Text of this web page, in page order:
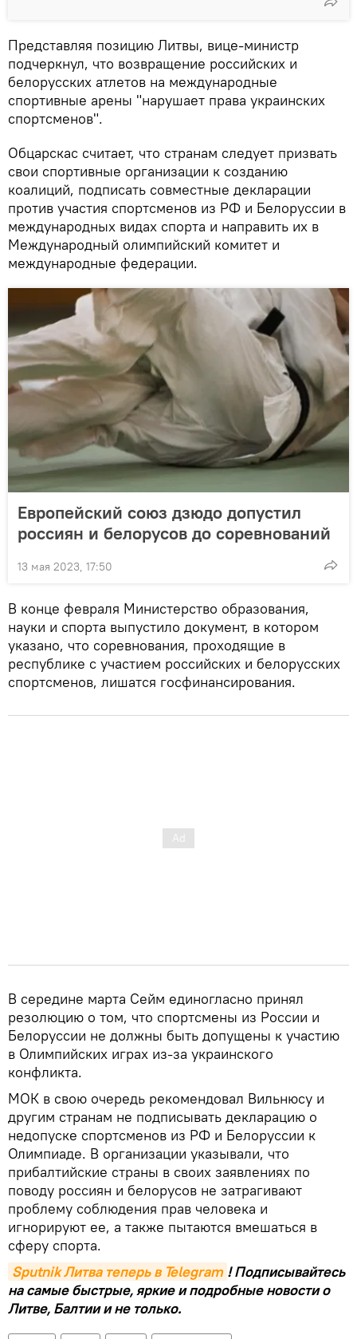
Представляя позицию Литвы, вице-министр
подчеркнул, что возвращение российских и
белорусских атлетов на международные
спортивные арены "нарушает права украинских
спортсменов".
Обцарскас считает, что странам следует призвать
свои спортивные организации к созданию
коалиций, подписать совместные декларации
против участия спортсменов из РФ и Белоруссии в
международных видах спорта и направить их в
Международный олимпийский комитет и
международные федерации.
Европейский союз дзюдо допустил
россиян и белорусов до соревнований
13 мая 2023, 17:50
В конце февраля Министерство образования,
науки и спорта выпустило документ, в котором
указано, что соревнования, проходящие в
республике с участием российских и белорусских
спортсменов, лишатся госфинансирования.
В середине марта Сейм единогласно принял
резолюцию о том, что спортсмены из России и
Белоруссии не должны быть допущены к участию
в Олимпийских играх из-за украинского
конфликта.
МОК в свою очередь рекомендовал Вильнюсу и
другим странам не подписывать декларацию о
недопуске спортсменов из РФ и Белоруссии к
Олимпиаде. В организации указывали, что
прибалтийские страны в своих заявлениях по
поводу россиян и белорусов не затрагивают
проблему соблюдения прав человека и
игнорируют ее, а также пытаются вмешаться в
сферу спорта.
Sputnik Литва теперь в Telegram ! Подписывайтесь
на самые быстрые, яркие и подробные новости о
Литве, Балтии и не только.